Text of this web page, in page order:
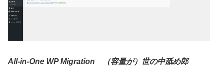
All-in-One WP Migration （容量が）世の中舐め郎